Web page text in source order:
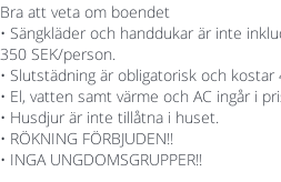
Bra att veta om boendet
• Sängkläder och handdukar är inte
350 SEK/person.
• Slutstädning är obligatorisk och kostar
• El, vatten samt värme och AC ingår i
• Husdjur är inte tillåtna i huset.
• RÖKNING FÖRBJUDEN!!
• INGA UNGDOMSGRUPPER!!